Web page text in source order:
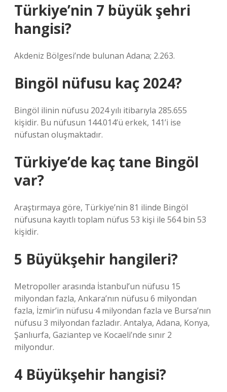
Türkiye’nin 7 büyük şehri
hangisi?
Akdeniz Bölgesi’nde bulunan Adana; 2.263.
Bingöl nüfusu kaç 2024?
Bingöl ilinin nüfusu 2024 yılı itibarıyla 285.655
kişidir. Bu nüfusun 144.014’ü erkek, 141’i ise
nüfustan oluşmaktadır.
Türkiye’de kaç tane Bingöl
var?
Araştırmaya göre, Türkiye’nin 81 ilinde Bingöl
nüfusuna kayıtlı toplam nüfus 53 kişi ile 564 bin 53
kişidir.
5 Büyükşehir hangileri?
Metropoller arasında İstanbul’un nüfusu 15
milyondan fazla, Ankara’nın nüfusu 6 milyondan
fazla, İzmir’in nüfusu 4 milyondan fazla ve Bursa’nın
nüfusu 3 milyondan fazladır. Antalya, Adana, Konya,
Şanlıurfa, Gaziantep ve Kocaeli’nde sınır 2
milyondur.
4 Büyükşehir hangisi?